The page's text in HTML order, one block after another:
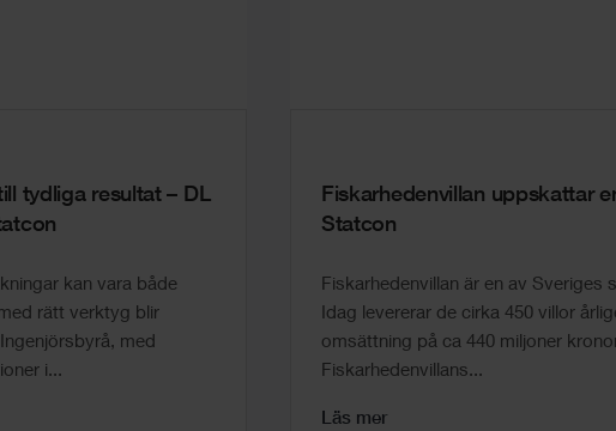
tydliga resultat – DL
kan vara både
rätt verktyg blir
med
i...
Fiskarhedenvillan uppskattar
Statcon
Fiskarhedenvillan är en av Sveriges
Idag levererar de cirka 450 villor
omsättning på ca 440 miljoner
Fiskarhedenvillans...
Läs mer